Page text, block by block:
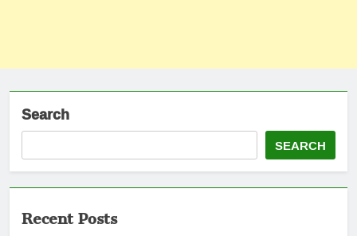
Search
SEARCH
Recent Posts